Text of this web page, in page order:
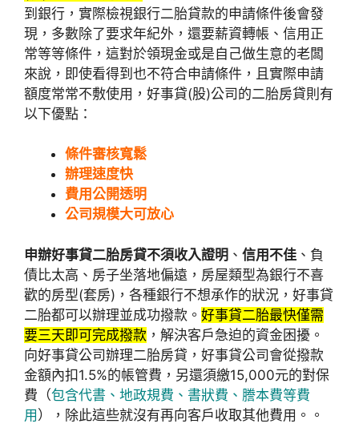
到銀行，實際檢視銀行二胎貸款的申請條件後會發
現，多數除了要求年紀外，還要薪資轉帳、信用正
常等等條件，這對於領現金或是自己做生意的老闆
來說，即使看得到也不符合申請條件，且實際申請
額度常常不敷使用，好事貸(股)公司的二胎房貸則有
以下優點：
條件審核寬鬆
辦理速度快
費用公開透明
公司規模大可放心
申辦好事貸二胎房貸不須收入證明 、 信用不佳 、負
債比太高、房子坐落地偏遠，房屋類型為銀行不喜
歡的房型(套房)，各種銀行不想承作的狀況，好事貸
二胎都可以辦理並成功撥款。 好事貸二胎最快僅需
要三天即可完成撥款 ，解決客戶急迫的資金困擾。
向好事貸公司辦理二胎房貸，好事貸公司會從撥款
金額內扣1.5%的帳管費，另還須繳15,000元的對保
費（包含代書、地政規費、書狀費、謄本費等費
用），除此這些就沒有再向客戶收取其他費用。。